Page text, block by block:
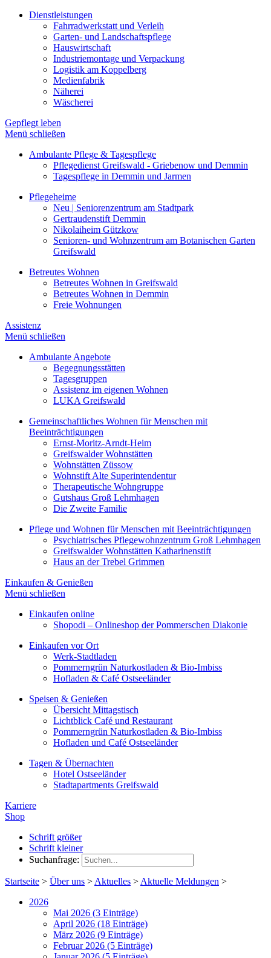
Dienstleistungen
Fahrradwerkstatt und Verleih
Garten- und Landschaftspflege
Hauswirtschaft
Industriemontage und Verpackung
Logistik am Koppelberg
Medienfabrik
Näherei
Wäscherei
Gepflegt leben
Menü schließen
Ambulante Pflege & Tagespflege
Pflegedienst Greifswald - Griebenow und Demmin
Tagespflege in Demmin und Jarmen
Pflegeheime
Neu | Seniorenzentrum am Stadtpark
Gertraudenstift Demmin
Nikolaiheim Gützkow
Senioren- und Wohnzentrum am Botanischen Garten
Greifswald
Betreutes Wohnen
Betreutes Wohnen in Greifswald
Betreutes Wohnen in Demmin
Freie Wohnungen
Assistenz
Menü schließen
Ambulante Angebote
Begegnungsstätten
Tagesgruppen
Assistenz im eigenen Wohnen
LUKA Greifswald
Gemeinschaftliches Wohnen für Menschen mit
Beeinträchtigungen
Ernst-Moritz-Arndt-Heim
Greifswalder Wohnstätten
Wohnstätten Züssow
Wohnstift Alte Superintendentur
Therapeutische Wohngruppe
Gutshaus Groß Lehmhagen
Die Zweite Familie
Pflege und Wohnen für Menschen mit Beeinträchtigungen
Psychiatrisches Pflegewohnzentrum Groß Lehmhagen
Greifswalder Wohnstätten Katharinenstift
Haus an der Trebel Grimmen
Einkaufen & Genießen
Menü schließen
Einkaufen online
Shopodi – Onlineshop der Pommerschen Diakonie
Einkaufen vor Ort
Werk-Stadtladen
Pommerngrün Naturkostladen & Bio-Imbiss
Hofladen & Café Ostseeländer
Speisen & Genießen
Übersicht Mittagstisch
Lichtblick Café und Restaurant
Pommerngrün Naturkostladen & Bio-Imbiss
Hofladen und Café Ostseeländer
Tagen & Übernachten
Hotel Ostseeländer
Stadtapartments Greifswald
Karriere
Shop
Schrift größer
Schrift kleiner
Suchanfrage:
Startseite > Über uns > Aktuelles > Aktuelle Meldungen >
2026
Mai 2026 (3 Einträge)
April 2026 (18 Einträge)
März 2026 (9 Einträge)
Februar 2026 (5 Einträge)